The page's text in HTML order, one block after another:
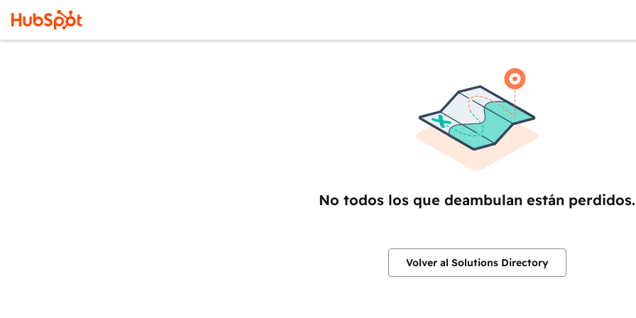
No todos los que deambulan están perdidos.
Volver al Solutions Directory